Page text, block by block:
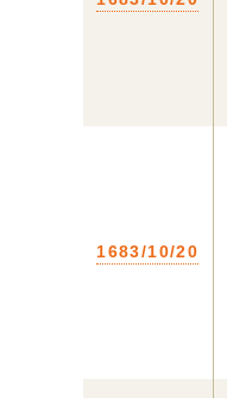
1683/10/20